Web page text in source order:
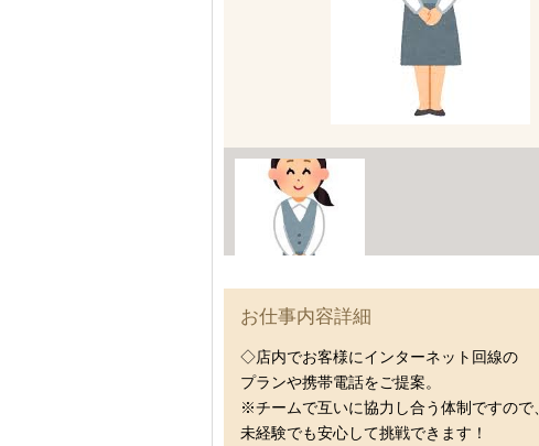
お仕事内容詳細
◇店内でお客様にインターネット回線の
プランや携帯電話をご提案。
※チームで互いに協力し合う体制ですので、
未経験でも安心して挑戦できます！